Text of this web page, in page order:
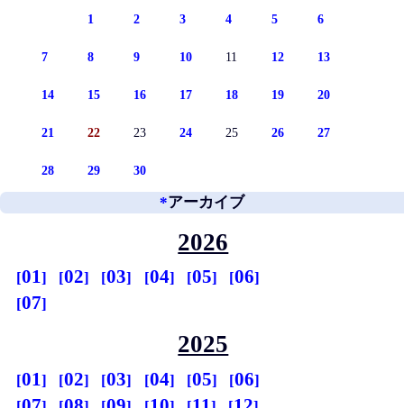
1 2 3 4 5 6
7 8 9 10 11 12 13
14 15 16 17 18 19 20
21 22 23 24 25 26 27
28 29 30
*アーカイブ
2026
01 02 03 04 05
06
07
2025
01 02 03 04 05
06